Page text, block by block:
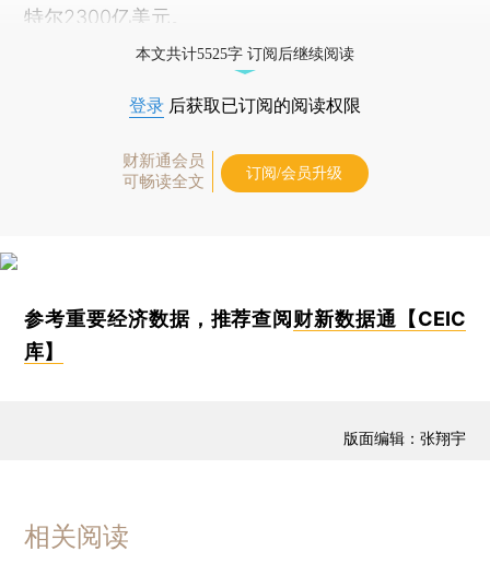
特尔2300亿美元。
本文共计5525字 订阅后继续阅读
登录 后获取已订阅的阅读权限
财新通会员
可畅读全文
订阅/会员升级
参考重要经济数据，推荐查阅 财新数据通【CEIC
库】
版面编辑：张翔宇
相关阅读